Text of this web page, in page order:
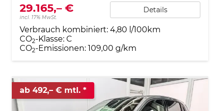
29.165,– €
incl. 17% MwSt.
Details
Verbrauch kombiniert: 4,80 l/100km
CO2-Klasse: C
CO2-Emissionen: 109,00 g/km
ab 492,– € mtl.